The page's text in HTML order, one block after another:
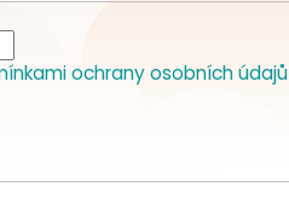
ochrany osobních údajů